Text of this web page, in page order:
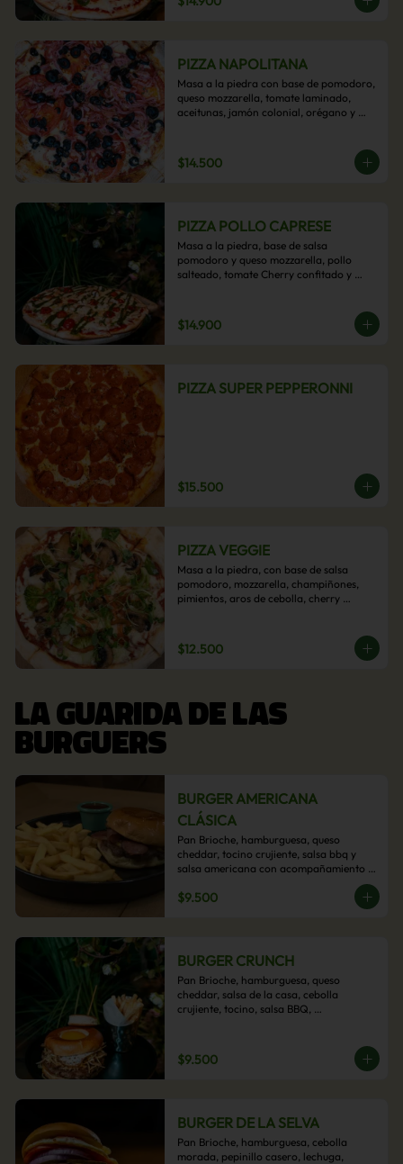
PIZZA NAPOLITANA
Masa a la piedra con base de pomodoro,
queso mozzarella, tomate laminado,
aceitunas, jamón colonial, orégano y
$14.500
PIZZA POLLO CAPRESE
Masa a la piedra, base de salsa
pomodoro y queso mozzarella, pollo
salteado, tomate Cherry confitado y
$14.900
PIZZA SUPER PEPPERONNI
$15.500
PIZZA VEGGIE
Masa a la piedra, con base de salsa
pomodoro, mozzarella, champiñones,
pimientos, aros de cebolla, cherry
$12.500
LA GUARIDA DE LAS
BURGUERS
BURGER AMERICANA
CLÁSICA
Pan Brioche, hamburguesa, queso
cheddar, tocino crujiente, salsa bbq y
salsa americana con acompañamiento
$9.500
BURGER CRUNCH
Pan Brioche, hamburguesa, queso
cheddar, salsa de la casa, cebolla
crujiente, tocino, salsa BBQ,
$9.500
BURGER DE LA SELVA
Pan Brioche, hamburguesa, cebolla
morada, pepinillo casero, lechuga,